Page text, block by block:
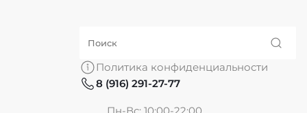
Политика конфиденциальности
8 (916) 291-27-77